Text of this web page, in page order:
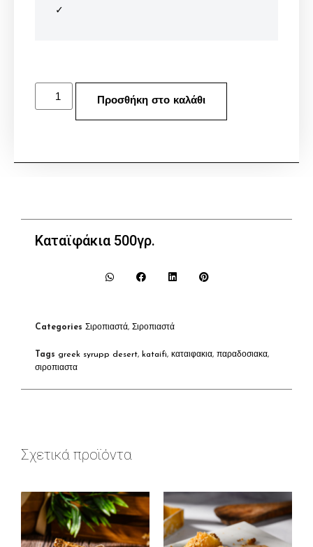
✓
Προσθήκη στο καλάθι
Καταϊφάκια 500γρ.
Categories Σιροπιαστά, Σιροπιαστά
Tags greek syrupp desert, kataifi, καταιφακια, παραδοσιακα,
σιροπιαστα
Σχετικά προϊόντα